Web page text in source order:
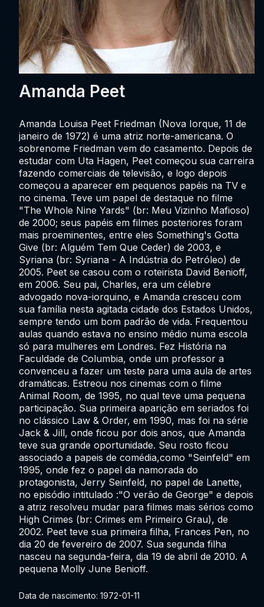
Amanda Peet
Data de nascimento: 1972-01-11
Amanda Louisa Peet Friedman (Nova Iorque, 11 de
janeiro de 1972) é uma atriz norte-americana. O
sobrenome Friedman vem do casamento. Depois de
estudar com Uta Hagen, Peet começou sua carreira
fazendo comerciais de televisão, e logo depois
começou a aparecer em pequenos papéis na TV e
no cinema. Teve um papel de destaque no filme
"The Whole Nine Yards" (br: Meu Vizinho Mafioso)
de 2000; seus papéis em filmes posteriores foram
mais proeminentes, entre eles Something's Gotta
Give (br: Alguém Tem Que Ceder) de 2003, e
Syriana (br: Syriana - A Indústria do Petróleo) de
2005. Peet se casou com o roteirista David Benioff,
em 2006. Seu pai, Charles, era um célebre
advogado nova-iorquino, e Amanda cresceu com
sua família nesta agitada cidade dos Estados Unidos,
sempre tendo um bom padrão de vida. Frequentou
aulas quando estava no ensino médio numa escola
só para mulheres em Londres. Fez História na
Faculdade de Columbia, onde um professor a
convenceu a fazer um teste para uma aula de artes
dramáticas. Estreou nos cinemas com o filme
Animal Room, de 1995, no qual teve uma pequena
participação. Sua primeira aparição em seriados foi
no clássico Law & Order, em 1990, mas foi na série
Jack & Jill, onde ficou por dois anos, que Amanda
teve sua grande oportunidade. Seu rosto ficou
associado a papeis de comédia,como "Seinfeld" em
1995, onde fez o papel da namorada do
protagonista, Jerry Seinfeld, no papel de Lanette,
no episódio intitulado :"O verão de George" e depois
a atriz resolveu mudar para filmes mais sérios como
High Crimes (br: Crimes em Primeiro Grau), de
2002. Peet teve sua primeira filha, Frances Pen, no
dia 20 de fevereiro de 2007. Sua segunda filha
nasceu na segunda-feira, dia 19 de abril de 2010. A
pequena Molly June Benioff.